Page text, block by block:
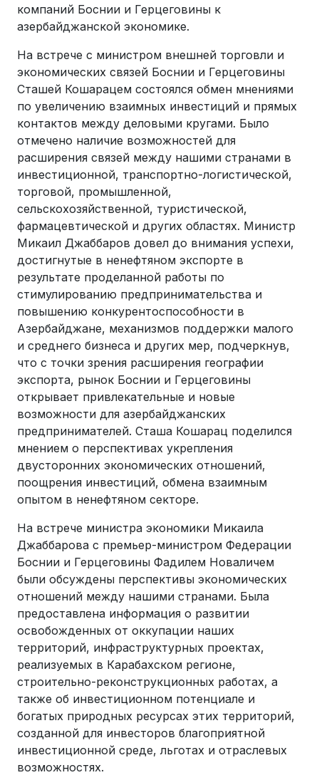
компаний Боснии и Герцеговины к
азербайджанской экономике.
На встрече с министром внешней торговли и
экономических связей Боснии и Герцеговины
Сташей Кошарацем состоялся обмен мнениями
по увеличению взаимных инвестиций и прямых
контактов между деловыми кругами. Было
отмечено наличие возможностей для
расширения связей между нашими странами в
инвестиционной, транспортно-логистической,
торговой, промышленной,
сельскохозяйственной, туристической,
фармацевтической и других областях. Министр
Микаил Джаббаров довел до внимания успехи,
достигнутые в ненефтяном экспорте в
результате проделанной работы по
стимулированию предпринимательства и
повышению конкурентоспособности в
Азербайджане, механизмов поддержки малого
и среднего бизнеса и других мер, подчеркнув,
что с точки зрения расширения географии
экспорта, рынок Боснии и Герцеговины
открывает привлекательные и новые
возможности для азербайджанских
предпринимателей. Сташа Кошарац поделился
мнением о перспективах укрепления
двусторонних экономических отношений,
поощрения инвестиций, обмена взаимным
опытом в ненефтяном секторе.
На встрече министра экономики Микаила
Джаббарова с премьер-министром Федерации
Боснии и Герцеговины Фадилем Новаличем
были обсуждены перспективы экономических
отношений между нашими странами. Была
предоставлена информация о развитии
освобожденных от оккупации наших
территорий, инфраструктурных проектах,
реализуемых в Карабахском регионе,
строительно-реконструкционных работах, а
также об инвестиционном потенциале и
богатых природных ресурсах этих территорий,
созданной для инвесторов благоприятной
инвестиционной среде, льготах и отраслевых
возможностях.